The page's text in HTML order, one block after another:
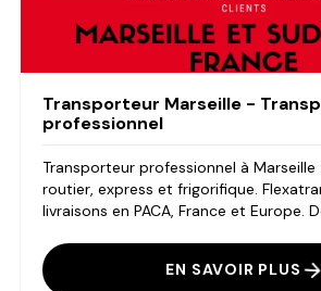
Transporteur Marseille -
professionnel
Transporteur professionnel à
routier, express et frigorifique.
livraisons en PACA, France et Europe.
EN SAVOIR PLUS